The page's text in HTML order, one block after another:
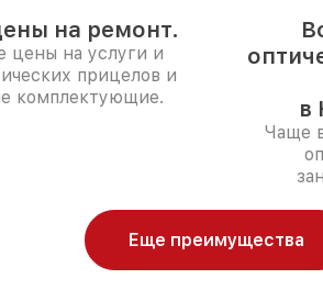
на ремонт.
цены на услуги и
прицелов и
комплектующие.
в
Чаще
Еще преимущества